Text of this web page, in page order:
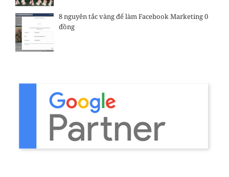
8 nguyên tắc vàng để làm Facebook Marketing 0
đồng